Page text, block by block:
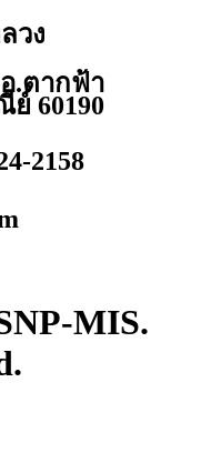
วง
.ตากฟ้า
60190
2158
MIS.